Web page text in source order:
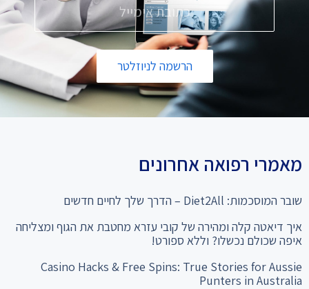
הרשמה לניוזלטר
מאמרי רפואה אחרונים
שובר המוסכמות: Diet2All – הדרך שלך לחיים חדשים
איך דיאטה קלה ומהירה של קובי עזרא מחטבת את הגוף ומצליחה
איפה שכולם נכשלו? וללא ספורט!
Casino Hacks & Free Spins: True Stories for Aussie
Punters in Australia